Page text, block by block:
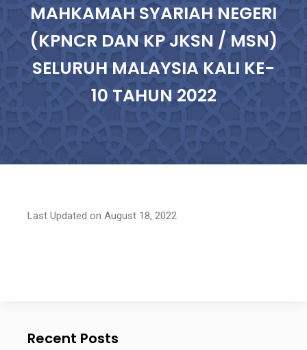
MAHKAMAH SYARIAH NEGERI
(KPNCR DAN KP JKSN / MSN)
SELURUH MALAYSIA KALI KE-
10 TAHUN 2022
Last Updated on August 18, 2022
Recent Posts